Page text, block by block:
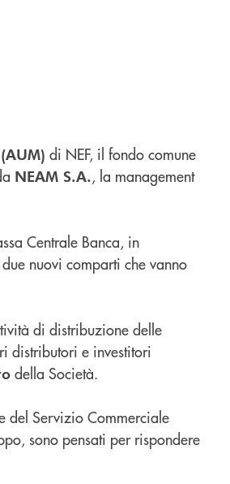
di NEF, il fondo comune
NEAM S.A., la management
Centrale Banca, in
nuovi comparti che vanno
di distribuzione delle
distributori e investitori
della Società.
del Servizio Commerciale
sono pensati per rispondere